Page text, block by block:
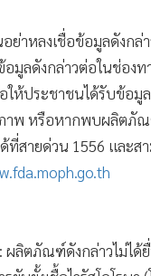
ย่าหลงเชื่อข้อมูลดังกล่
มูลดังกล่าวต่อในช่องท
ให้ประชาชนได้รับข้อมู
พ หรือหากพบผลิตภัณ
ด้ที่สายด่วน 1556 และส
: ผลิตภัณฑ์ดังกล่าวไม่ไ